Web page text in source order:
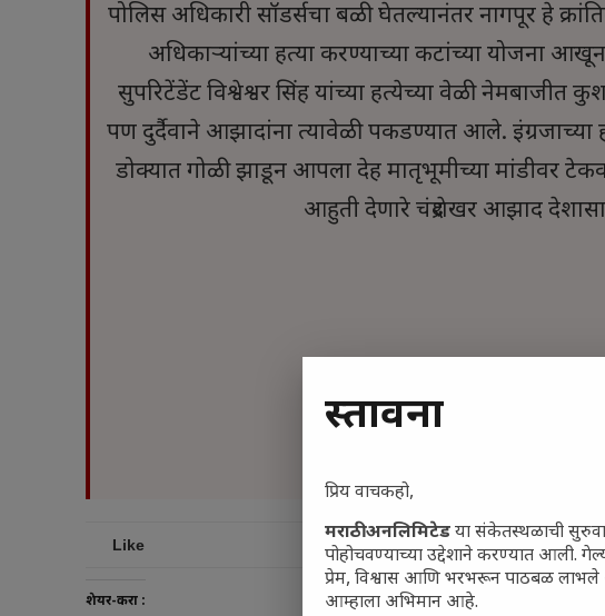
पोलिस अधिकारी सॉडर्सचा बळी घेतल्यानंतर नागपूर हे
अधिकाऱ्यांच्या हत्या करण्याच्या कटांच्या योजना
सुपरिटेंडेंट विश्वेश्वर सिंह यांच्या हत्येच्या वेळी
पण दुर्दैवाने आझादांना त्यावेळी पकडण्यात आले. इंग्रजाच्या
डोक्यात गोळी झाडून आपला देह मातृभूमीच्या मांडीवर
आहुती देणारे चंद्रशेखर आझाद
Like
शेयर-करा :
प्रस्तावना
प्रिय वाचकहो,
मराठी अनलिमिटेडया संकेतस्थळाची
पोहोचवण्याच्या उद्देशाने करण्यात आली.
प्रेम, विश्वास आणि भरभरून पाठबळ
आम्हाला अभिमान आहे.